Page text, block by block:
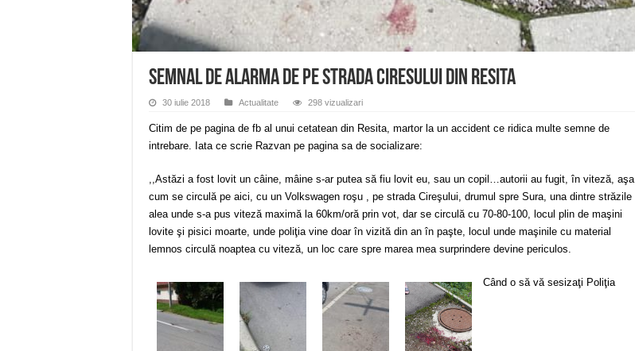
Semnal de alarma de pe Strada Ciresului din Resita
30 iulie 2018 Actualitate 298 vizualizari
Citim de pe pagina de fb al unui cetatean din Resita, martor la un accident ce ridica multe semne de
intrebare. Iata ce scrie Razvan pe pagina sa de socializare:
,,Astăzi a fost lovit un câine, mâine s-ar putea să fiu lovit eu, sau un copil…autorii au fugit, în viteză, aşa
cum se circulă pe aici, cu un Volkswagen roşu , pe strada Cireşului, drumul spre Sura, una dintre străzile
alea unde s-a pus viteză maximă la 60km/oră prin vot, dar se circulă cu 70-80-100, locul plin de maşini
lovite şi pisici moarte, unde poliţia vine doar în vizită din an în paşte, locul unde maşinile cu material
lemnos circulă noaptea cu viteză, un loc care spre marea mea surprindere devine periculos.
Când o să vă sesizaţi Poliţia